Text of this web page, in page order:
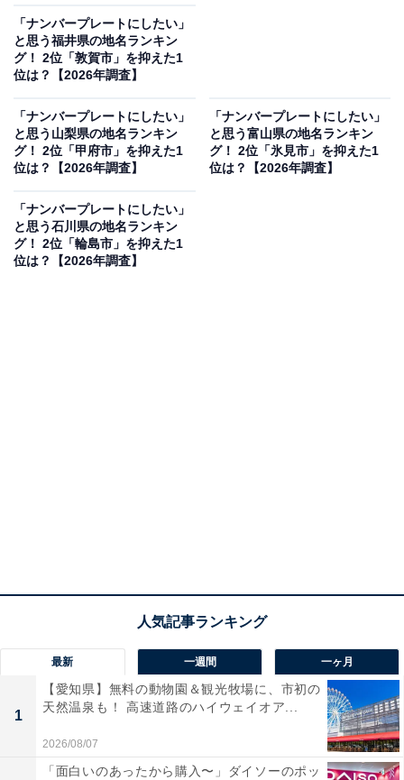
「ナンバープレートにしたい」
と思う福井県の地名ランキン
グ！ 2位「敦賀市」を抑えた1
位は？【2026年調査】
「ナンバープレートにしたい」
と思う山梨県の地名ランキン
グ！ 2位「甲府市」を抑えた1
位は？【2026年調査】
「ナンバープレートにしたい」
と思う富山県の地名ランキン
グ！ 2位「氷見市」を抑えた1
位は？【2026年調査】
「ナンバープレートにしたい」
と思う石川県の地名ランキン
グ！ 2位「輪島市」を抑えた1
位は？【2026年調査】
最新 一週間 一ヶ月
1
【愛知県】無料の動物園＆観光牧場に、市初の
天然温泉も！ 高速道路のハイウェイオア...
2026/08/07
「面白いのあったから購入〜」ダイソーのポッ